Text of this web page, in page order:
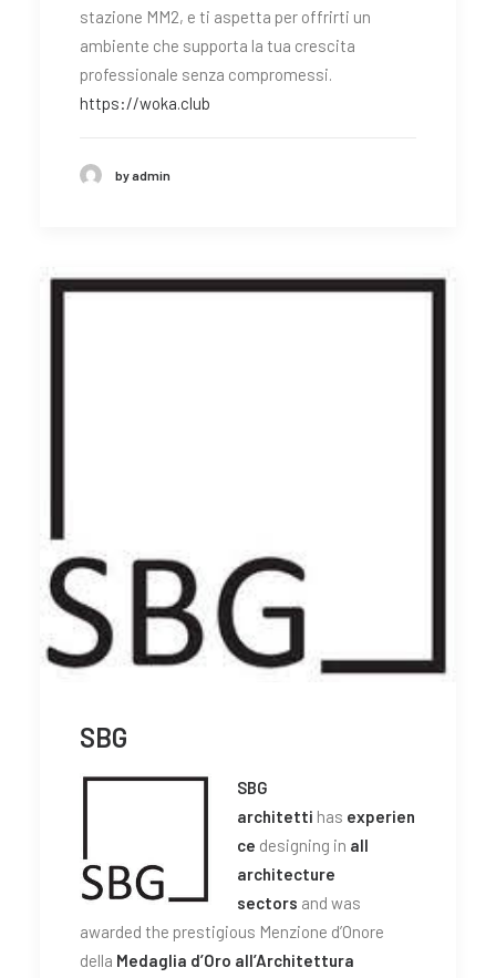
stazione MM2, e ti aspetta per offrirti un
ambiente che supporta la tua crescita
professionale senza compromessi.
https://woka.club
by admin
SBG
SBG
architetti has experien
ce designing in all
architecture
sectors and was
awarded the prestigious Menzione d’Onore
della Medaglia d’Oro all’Architettura